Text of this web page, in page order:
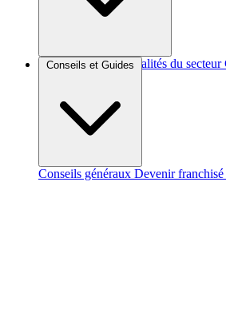
Brèves et actus Actualités du secteur
Conseils et Guides
Conseils généraux Devenir franchisé